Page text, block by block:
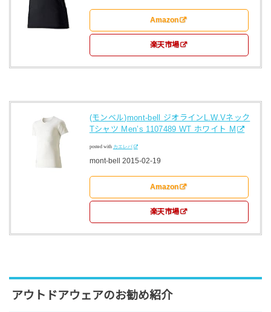
Amazon
楽天市場
(モンベル)mont-bell ジオラインL.W.Vネック
Tシャツ Men’s 1107489 WT ホワイト M
posted with カエレバ
mont-bell 2015-02-19
Amazon
楽天市場
アウトドアウェアのお勧め紹介